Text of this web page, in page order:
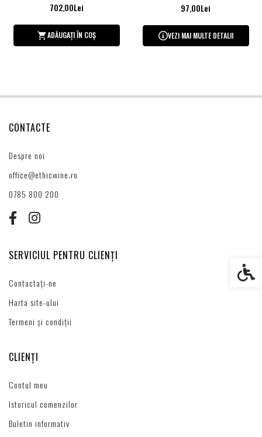
702,00Lei
ADĂUGAȚI ÎN COȘ
97,00Lei
VEZI MAI MULTE DETALII
CONTACTE
Despre noi
office@ethicwine.ro
0785 800 200
SERVICIUL PENTRU CLIENȚI
Contactați-ne
Harta site-ului
Termeni și condiții
CLIENȚI
Contul meu
Istoricul comenzilor
Buletin informativ
Setări